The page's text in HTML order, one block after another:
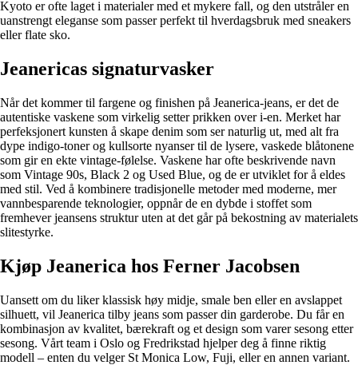
Kyoto er ofte laget i materialer med et mykere fall, og den utstråler en
uanstrengt eleganse som passer perfekt til hverdagsbruk med sneakers
eller flate sko.
Jeanericas signaturvasker
Når det kommer til fargene og finishen på Jeanerica-jeans, er det de
autentiske vaskene som virkelig setter prikken over i-en. Merket har
perfeksjonert kunsten å skape denim som ser naturlig ut, med alt fra
dype indigo-toner og kullsorte nyanser til de lysere, vaskede blåtonene
som gir en ekte vintage-følelse. Vaskene har ofte beskrivende navn
som Vintage 90s, Black 2 og Used Blue, og de er utviklet for å eldes
med stil. Ved å kombinere tradisjonelle metoder med moderne, mer
vannbesparende teknologier, oppnår de en dybde i stoffet som
fremhever jeansens struktur uten at det går på bekostning av materialets
slitestyrke.
Kjøp Jeanerica hos Ferner Jacobsen
Uansett om du liker klassisk høy midje, smale ben eller en avslappet
silhuett, vil Jeanerica tilby jeans som passer din garderobe. Du får en
kombinasjon av kvalitet, bærekraft og et design som varer sesong etter
sesong. Vårt team i Oslo og Fredrikstad hjelper deg å finne riktig
modell – enten du velger St Monica Low, Fuji, eller en annen variant.